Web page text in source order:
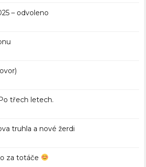
– odvoleno
třech letech.
truhla a nové žerdi
za totáče